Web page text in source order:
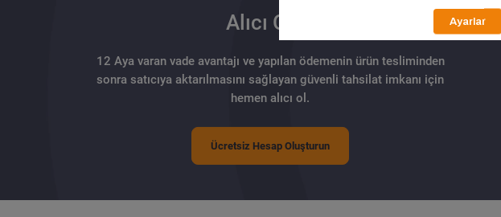
Alıcı Olun
12 Aya varan vade avantajı ve yapılan ödemenin ürün tesliminden
sonra satıcıya aktarılmasını sağlayan güvenli tahsilat imkanı için
hemen alıcı ol.
Ücretsiz Hesap Oluşturun